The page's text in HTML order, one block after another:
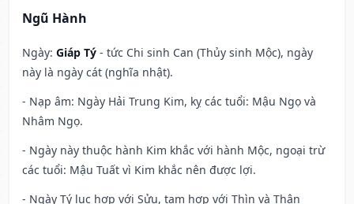
Ngũ Hành
Ngày: Giáp Tý - tức Chi sinh Can (Thủy sinh Mộc), ngày
này là ngày cát (nghĩa nhật).
- Nạp âm: Ngày Hải Trung Kim, kỵ các tuổi: Mậu Ngọ và
Nhâm Ngọ.
- Ngày này thuộc hành Kim khắc với hành Mộc, ngoại trừ
các tuổi: Mậu Tuất vì Kim khắc nên được lợi.
- Ngày Tý lục hợp với Sửu, tam hợp với Thìn và Thân